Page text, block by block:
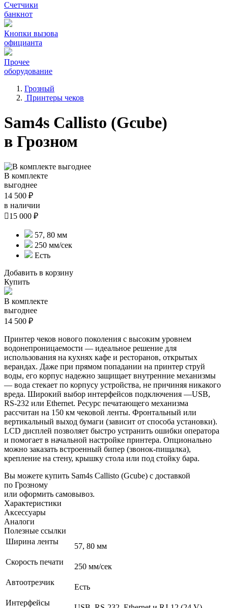
Счетчики
банкнот
Кнопки вызова
официанта
Прочее
оборудование
Грозный
Принтеры чеков
Sam4s Callisto (Gcube)
в Грозном
В комплекте
выгоднее
14 500 ₽
в наличии
15 000 ₽
57, 80 мм
250 мм/сек
Есть
Добавить в корзину
Купить
В комплекте
выгоднее
14 500 ₽
Принтер чеков нового поколения с высоким уровнем
водонепроницаемости — идеальное решение для
использования на кухнях кафе и ресторанов, открытых
верандах. Даже при прямом попадании на принтер струй
воды, его корпус надежно защищает внутренние механизмы
— вода стекает по корпусу устройства, не причиняя никакого
вреда. Широкий выбор интерфейсов подключения —USB,
RS-232 или Ethernet. Ресурс печатающего механизма
рассчитан на 150 км чековой ленты. Фронтальный или
вертикальный выход бумаги (зависит от способа установки).
LCD дисплей позволяет быстро устранить ошибки оператора
и помогает в начальной настройке принтера. Опционально
можно заказать встроенный бипер (звонок-пищалка),
крепление на стену, крышку стола или под стойку бара.
Вы можете купить Sam4s Callisto (Gcube) с доставкой
по Грозному
или оформить самовывоз.
Характеристики
Аксессуары
Аналоги
Полезные ссылки
Ширина ленты
57, 80 мм
Скорость печати
250 мм/сек
Автоотрезчик
Есть
Интерфейсы